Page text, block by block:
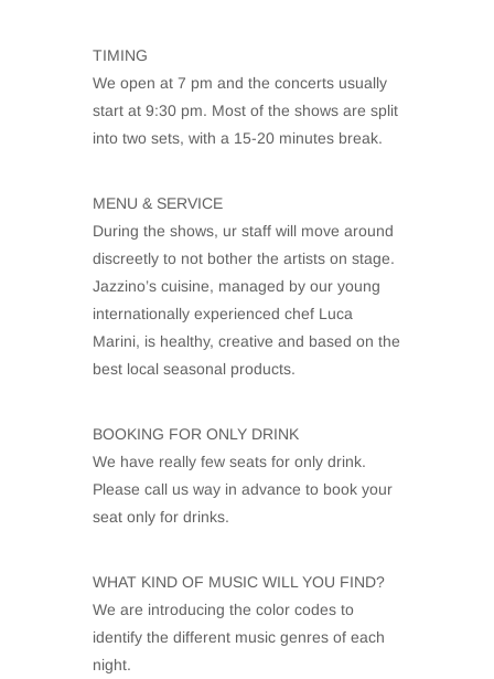
TIMING
We open at 7 pm and the concerts usually
start at 9:30 pm. Most of the shows are split
into two sets, with a 15-20 minutes break.
MENU & SERVICE
During the shows, ur staff will move around
discreetly to not bother the artists on stage.
Jazzino’s cuisine, managed by our young
internationally experienced chef Luca
Marini, is healthy, creative and based on the
best local seasonal products.
BOOKING FOR ONLY DRINK
We have really few seats for only drink.
Please call us way in advance to book your
seat only for drinks.
WHAT KIND OF MUSIC WILL YOU FIND?
We are introducing the color codes to
identify the different music genres of each
night.